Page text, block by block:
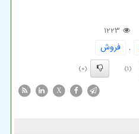
1223
,
فروش
(1)
(0)
X